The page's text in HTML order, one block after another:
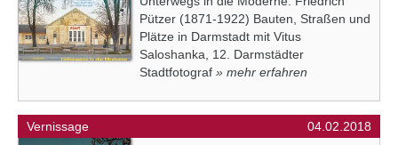
Pützer (1871-1922) Bauten, Straßen und
Plätze in Darmstadt mit Vitus
Saloshanka, 12. Darmstädter
Stadtfotograf » mehr erfahren
Vernissage 04.02.2018